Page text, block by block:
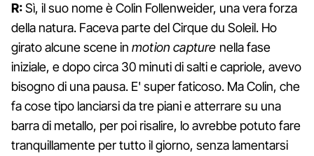
R:Sì, il suo nome è Colin Follenweider, una vera forza
della natura. Faceva parte del Cirque du Soleil. Ho
girato alcune scene in motion capture nella fase
iniziale, e dopo circa 30 minuti di salti e capriole, avevo
bisogno di una pausa. E' super faticoso. Ma Colin, che
fa cose tipo lanciarsi da tre piani e atterrare su una
barra di metallo, per poi risalire, lo avrebbe potuto fare
tranquillamente per tutto il giorno, senza lamentarsi